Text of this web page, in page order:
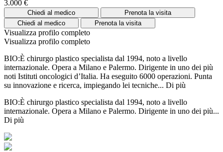
3.000 €
Chiedi al medico
Prenota la visita
Chiedi al medico
Prenota la visita
Visualizza profilo completo
Visualizza profilo completo
BIO:È chirurgo plastico specialista dal 1994, noto a livello
internazionale. Opera a Milano e Palermo. Dirigente in uno dei più
noti Istituti oncologici d’Italia. Ha eseguito 6000 operazioni. Punta
su innovazione e ricerca, impiegando lei tecniche... Di più
BIO:È chirurgo plastico specialista dal 1994, noto a livello
internazionale. Opera a Milano e Palermo. Dirigente in uno dei più...
Di più